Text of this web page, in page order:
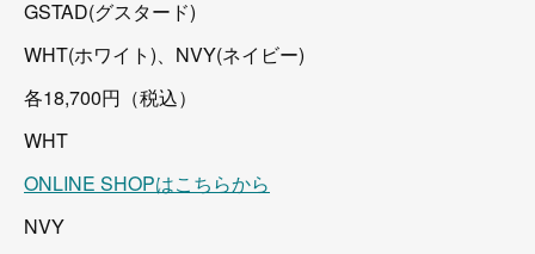
GSTAD(グスタード)
WHT(ホワイト)、NVY(ネイビー)
各18,700円（税込）
WHT
ONLINE SHOPはこちらから
NVY